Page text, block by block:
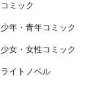
コミック
少年・青年コミック
少女・女性コミック
ライトノベル